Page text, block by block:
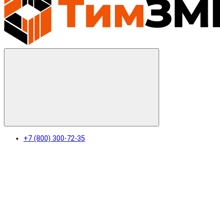
+7 (800) 300-72-35